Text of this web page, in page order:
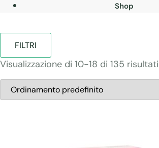
Shop
FILTRI
Visualizzazione di 10-18 di 135 risultati